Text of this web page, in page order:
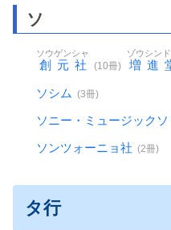
ソ
創元社
ソウゲンシャ
(10冊) 増進
ゾウシン
ソシム (3冊)
ソニー・ミュージック
ソンツォーニョ社 (2冊)
タ行